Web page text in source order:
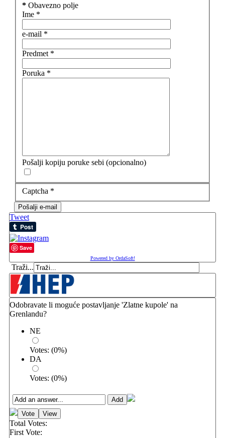
* Obavezno polje
Ime *
e-mail *
Predmet *
Poruka *
Pošalji kopiju poruke sebi (opcionalno)
Captcha *
Pošalji e-mail
Tweet
Save
Powered by OrdaSoft!
Traži...
Odobravate li moguće postavljanje 'Zlatne kupole' na
Grenlandu?
NE
Votes: (0%)
DA
Votes: (0%)
Total Votes:
First Vote: